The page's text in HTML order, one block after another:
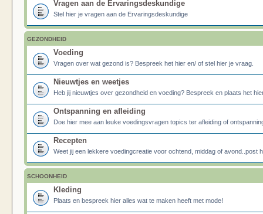
Vragen aan de Ervaringsdeskundige
Stel hier je vragen aan de Ervaringsdeskundige
GEZONDHEID
Voeding
Vragen over wat gezond is? Bespreek het hier en/ of stel hier je vraag.
Nieuwtjes en weetjes
Heb jij nieuwtjes over gezondheid en voeding? Bespreek en plaats het
Ontspanning en afleiding
Doe hier mee aan leuke voedingsvragen topics ter afleiding of
Recepten
Weet jij een lekkere voedingcreatie voor ochtend, middag of avond..post
SCHOONHEID
Kleding
Plaats en bespreek hier alles wat te maken heeft met mode!